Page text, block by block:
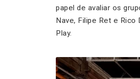
papel de avaliar os
Nave, Filipe Ret e Rico
Play.